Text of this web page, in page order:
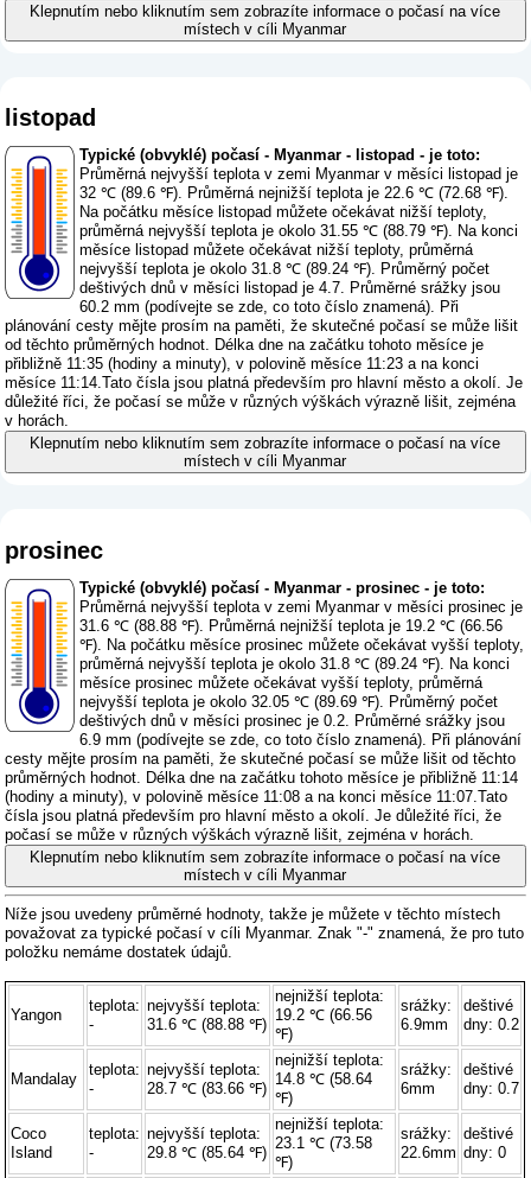
Klepnutím nebo kliknutím sem zobrazíte informace o počasí na více
místech v cíli Myanmar
listopad
Typické (obvyklé) počasí - Myanmar - listopad - je toto:
Průměrná nejvyšší teplota v zemi Myanmar v měsíci listopad je
32 ℃ (89.6 ℉). Průměrná nejnižší teplota je 22.6 ℃ (72.68 ℉).
Na počátku měsíce listopad můžete očekávat nižší teploty,
průměrná nejvyšší teplota je okolo 31.55 ℃ (88.79 ℉). Na konci
měsíce listopad můžete očekávat nižší teploty, průměrná
nejvyšší teplota je okolo 31.8 ℃ (89.24 ℉). Průměrný počet
deštivých dnů v měsíci listopad je 4.7. Průměrné srážky jsou
60.2 mm (podívejte se zde, co toto číslo znamená). Při
plánování cesty mějte prosím na paměti, že skutečné počasí se může lišit
od těchto průměrných hodnot. Délka dne na začátku tohoto měsíce je
přibližně 11:35 (hodiny a minuty), v polovině měsíce 11:23 a na konci
měsíce 11:14.Tato čísla jsou platná především pro hlavní město a okolí. Je
důležité říci, že počasí se může v různých výškách výrazně lišit, zejména
v horách.
Klepnutím nebo kliknutím sem zobrazíte informace o počasí na více
místech v cíli Myanmar
prosinec
Typické (obvyklé) počasí - Myanmar - prosinec - je toto:
Průměrná nejvyšší teplota v zemi Myanmar v měsíci prosinec je
31.6 ℃ (88.88 ℉). Průměrná nejnižší teplota je 19.2 ℃ (66.56
℉). Na počátku měsíce prosinec můžete očekávat vyšší teploty,
průměrná nejvyšší teplota je okolo 31.8 ℃ (89.24 ℉). Na konci
měsíce prosinec můžete očekávat vyšší teploty, průměrná
nejvyšší teplota je okolo 32.05 ℃ (89.69 ℉). Průměrný počet
deštivých dnů v měsíci prosinec je 0.2. Průměrné srážky jsou
6.9 mm (podívejte se zde, co toto číslo znamená). Při plánování
cesty mějte prosím na paměti, že skutečné počasí se může lišit od těchto
průměrných hodnot. Délka dne na začátku tohoto měsíce je přibližně 11:14
(hodiny a minuty), v polovině měsíce 11:08 a na konci měsíce 11:07.Tato
čísla jsou platná především pro hlavní město a okolí. Je důležité říci, že
počasí se může v různých výškách výrazně lišit, zejména v horách.
Klepnutím nebo kliknutím sem zobrazíte informace o počasí na více
místech v cíli Myanmar
Níže jsou uvedeny průměrné hodnoty, takže je můžete v těchto místech
považovat za typické počasí v cíli Myanmar. Znak "-" znamená, že pro tuto
položku nemáme dostatek údajů.
Yangon
teplota:
-
nejvyšší teplota:
31.6 ℃ (88.88 ℉)
nejnižší teplota:
19.2 ℃ (66.56
℉)
srážky:
6.9mm
deštivé
dny: 0.2
Mandalay
teplota:
-
nejvyšší teplota:
28.7 ℃ (83.66 ℉)
nejnižší teplota:
14.8 ℃ (58.64
℉)
srážky:
6mm
deštivé
dny: 0.7
Coco
Island
teplota:
-
nejvyšší teplota:
29.8 ℃ (85.64 ℉)
nejnižší teplota:
23.1 ℃ (73.58
℉)
srážky:
22.6mm
deštivé
dny: 0